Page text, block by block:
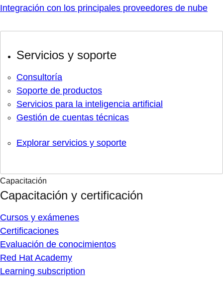
Integración con los principales proveedores de nube
Servicios y soporte
Consultoría
Soporte de productos
Servicios para la inteligencia artificial
Gestión de cuentas técnicas
Explorar servicios y soporte
Capacitación
Capacitación y certificación
Cursos y exámenes
Certificaciones
Evaluación de conocimientos
Red Hat Academy
Learning subscription